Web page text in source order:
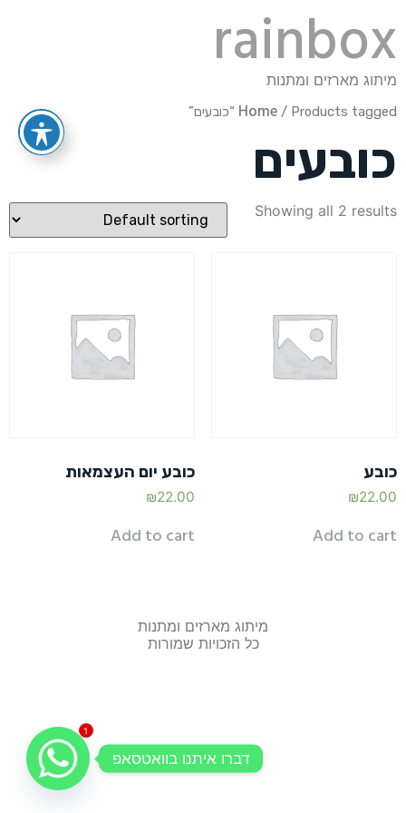
rainbox
מיתוג מארזים ומתנות
Home / Products tagged “כובעים”
כובעים
Showing all 2 results
כובע
₪22.00
Add to cart
כובע יום העצמאות
₪22.00
Add to cart
מיתוג מארזים ומתנות
כל הזכויות שמורות
1
דברו איתנו בוואטסאפ